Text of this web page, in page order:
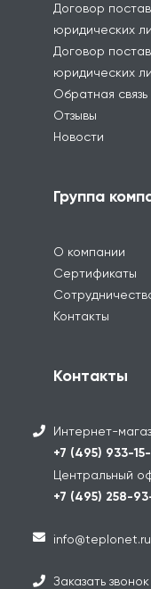
Договор
юридических
Договор
юридических
Обратная связь
Отзывы
Новости
Группа
О компании
Сертификаты
Контакты
Контакты
Интернет-
+7 (495) 933-
Центральный
+7 (495) 258-
info@teplonet.ru
Заказать звонок